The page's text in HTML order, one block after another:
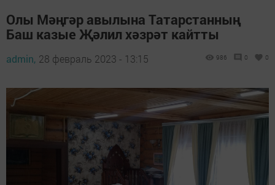
Олы Мәңгәр авылына Татарстанның
Баш казые Җәлил хәзрәт кайтты
admin, 28 февраль 2023 - 13:15 986 0 0